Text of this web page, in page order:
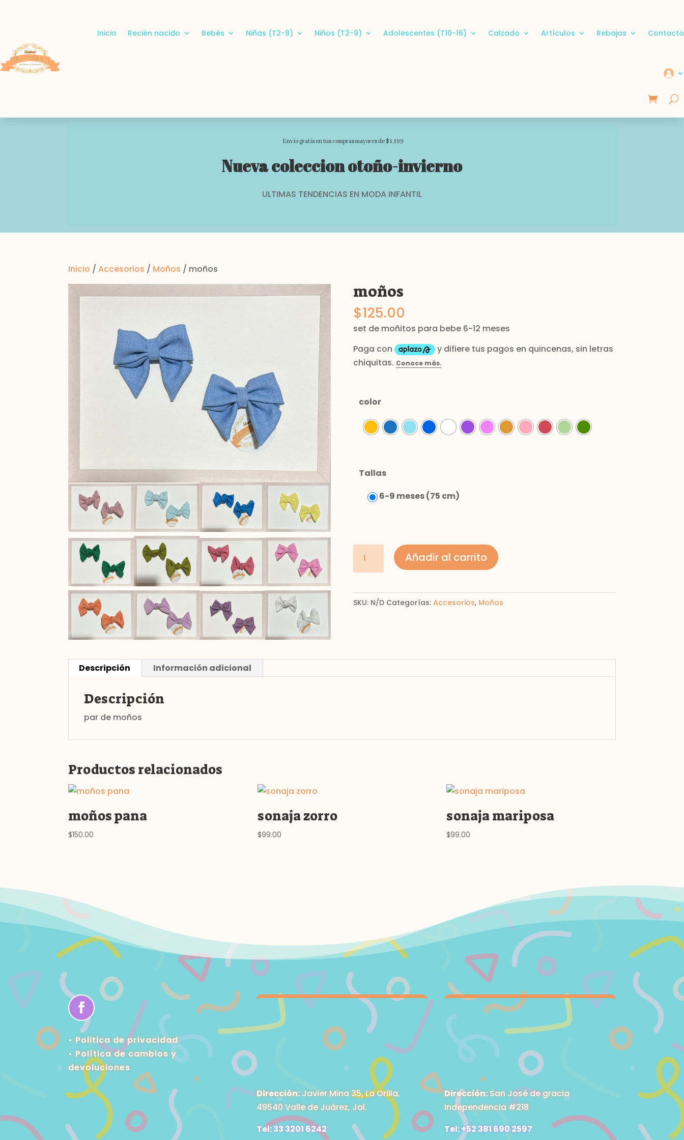
Inicio Recién nacido Bebés Niñas (T2-9) Niños (T2-9) Adolescentes (T10-16) Calzado Artículos Rebajas Contacto
Envio gratis en tus compras mayores de $1,199
Nueva coleccion otoño-invierno
ULTIMAS TENDENCIAS EN MODA INFANTIL
Inicio /Accesorios / Moños / moños
moños
$125.00
set de moñitos para bebe 6-12 meses
color
Tallas
6-9 meses (75 cm)
cantidad
Añadir al carrito
SKU: N/D Categorías: Accesorios, Moños
Descripción Información adicional
Descripción
par de moños
Productos relacionados
moños pana
$150.00
sonaja zorro
$99.00
sonaja mariposa
$99.00
• Politica de privacidad
•Política de cambios y
devoluciones
Dirección:Javier Mina 35, La Orilla,
49540 Valle de Juárez, Jal.
Tel: 33 3201 6242
Dirección:San José de gracia
Independencia #218
Tel: +52 381 690 2597